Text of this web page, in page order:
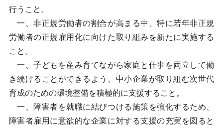
行うこと。
一、非正規労働者の割合が高まる中、特に若年非正規
労働者の正規雇用化に向けた取り組みを新たに実施する
こと。
一、子どもを産み育てながら家庭と仕事を両立して働
き続けることができるよう、中小企業が取り組む次世代
育成のための環境整備を積極的に支援すること。
一、障害者を就職に結びつける施策を強化するため、
障害者雇用に意欲的な企業に対する支援の充実を図ると